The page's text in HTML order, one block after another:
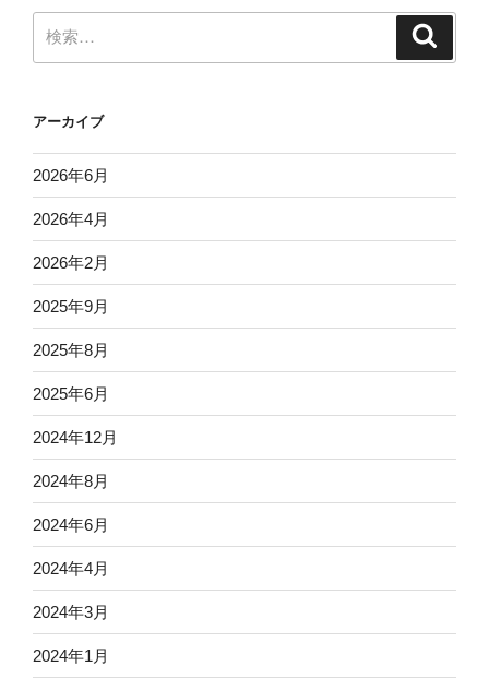
索:
アーカイブ
2026年6月
2026年4月
2026年2月
2025年9月
2025年8月
2025年6月
2024年12月
2024年8月
2024年6月
2024年4月
2024年3月
2024年1月